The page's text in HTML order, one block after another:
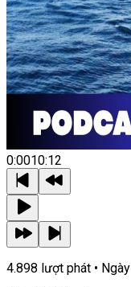
0:0010:12
4.898 lượt phát • Ngày